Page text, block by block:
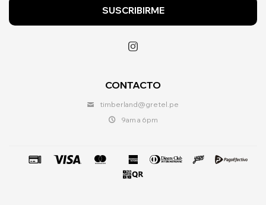
CONTACTO
timberland@gretel.pe
9am a 6pm
SUSCRIBIRME
